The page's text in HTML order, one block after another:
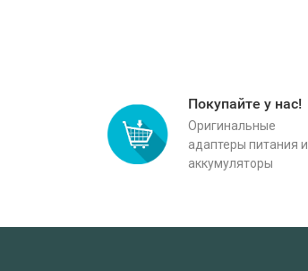
Покупайте у нас!
Оригинальные
адаптеры питания и
аккумуляторы